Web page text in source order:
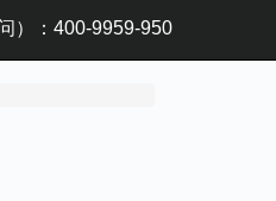
）：400-9959-950